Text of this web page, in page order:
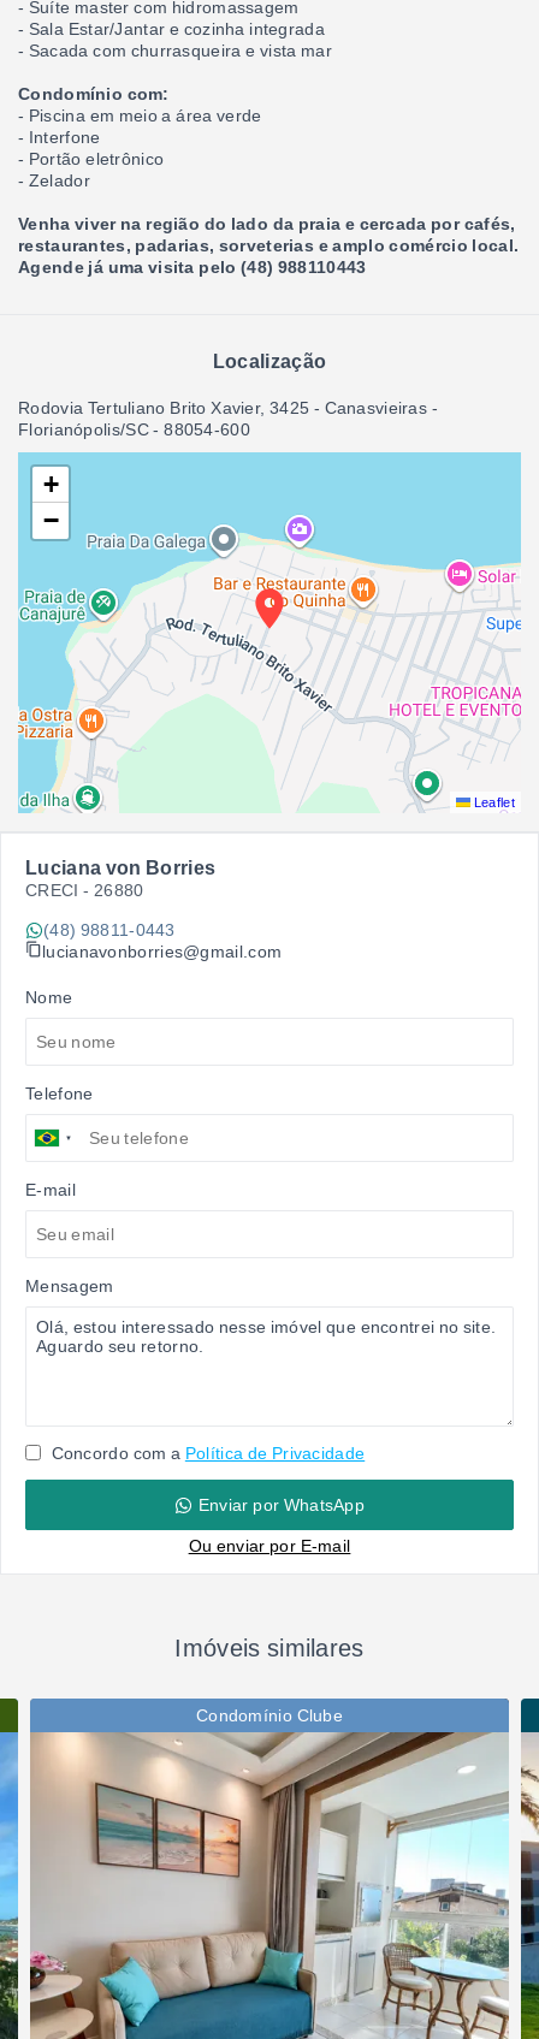
- Suíte master com hidromassagem
- Sala Estar/Jantar e cozinha integrada
- Sacada com churrasqueira e vista mar
Condomínio com:
- Piscina em meio a área verde
- Interfone
- Portão eletrônico
- Zelador
Venha viver na região do lado da praia e cercada por cafés,
restaurantes, padarias, sorveterias e amplo comércio local.
Agende já uma visita pelo (48) 988110443
Localização
Rodovia Tertuliano Brito Xavier, 3425 - Canasvieiras -
Florianópolis/SC - 88054-600
+
−
Leaflet
Luciana von Borries
CRECI - 26880
(48) 98811-0443
lucianavonborries@gmail.com
Nome
Telefone
E-mail
Mensagem
Concordo com a Política de Privacidade
Enviar por WhatsApp
Ou enviar por E-mail
Imóveis similares
Condomínio Clube